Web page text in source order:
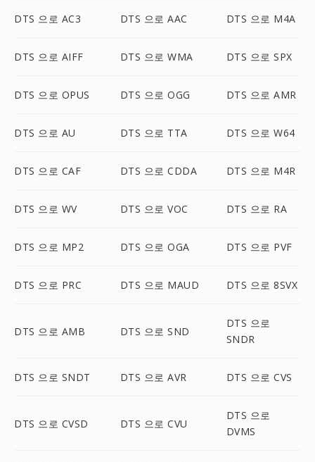
DTS 으로 AC3 DTS 으로 AAC DTS 으로 M4A
DTS 으로 AIFF DTS 으로 WMA DTS 으로 SPX
DTS 으로 OPUS DTS 으로 OGG DTS 으로 AMR
DTS 으로 AU DTS 으로 TTA DTS 으로 W64
DTS 으로 CAF DTS 으로 CDDA DTS 으로 M4R
DTS 으로 WV DTS 으로 VOC DTS 으로 RA
DTS 으로 MP2 DTS 으로 OGA DTS 으로 PVF
DTS 으로 PRC DTS 으로 MAUD DTS 으로 8SVX
DTS 으로 AMB DTS 으로 SND
DTS 으로
SNDR
DTS 으로 SNDT DTS 으로 AVR DTS 으로 CVS
DTS 으로 CVSD DTS 으로 CVU
DTS 으로
DVMS